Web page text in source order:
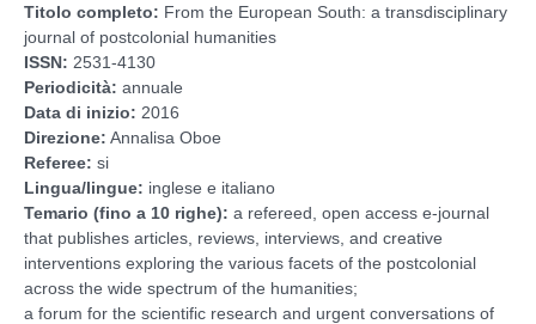
Titolo completo: From the European South: a transdisciplinary
journal of postcolonial humanities
ISSN: 2531-4130
Periodicità: annuale
Data di inizio: 2016
Direzione: Annalisa Oboe
Referee: si
Lingua/lingue: inglese e italiano
Temario (fino a 10 righe): a refereed, open access e-journal
that publishes articles, reviews, interviews, and creative
interventions exploring the various facets of the postcolonial
across the wide spectrum of the humanities;
a forum for the scientific research and urgent conversations of